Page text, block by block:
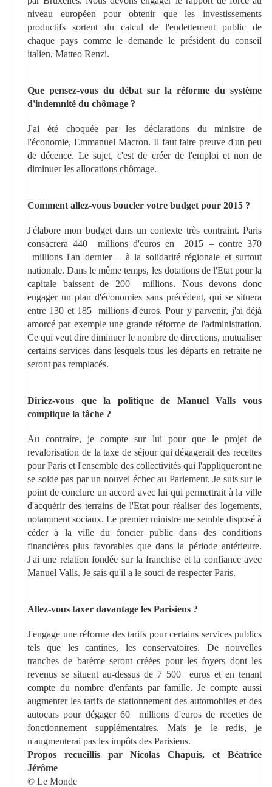
niveau européen pour obtenir que les investissements
productifs sortent du calcul de l'endettement public de
chaque pays comme le demande le président du conseil
italien, Matteo Renzi.
Que pensez-vous du débat sur la réforme du système
d'indemnité du chômage ?
J'ai été choquée par les déclarations du ministre de
l'économie, Emmanuel Macron. Il faut faire preuve d'un peu
de décence. Le sujet, c'est de créer de l'emploi et non de
diminuer les allocations chômage.
Comment allez-vous boucler votre budget pour 2015 ?
J'élabore mon budget dans un contexte très contraint. Paris
consacrera 440 millions d'euros en 2015 – contre 370
millions l'an dernier – à la solidarité régionale et surtout
nationale. Dans le même temps, les dotations de l'Etat pour la
capitale baissent de 200 millions. Nous devons donc
engager un plan d'économies sans précédent, qui se situera
entre 130 et 185 millions d'euros. Pour y parvenir, j'ai déjà
amorcé par exemple une grande réforme de l'administration.
Ce qui veut dire diminuer le nombre de directions, mutualiser
certains services dans lesquels tous les départs en retraite ne
seront pas remplacés.
Diriez-vous que la politique de Manuel Valls vous
complique la tâche ?
Au contraire, je compte sur lui pour que le projet de
revalorisation de la taxe de séjour qui dégagerait des recettes
pour Paris et l'ensemble des collectivités qui l'appliqueront ne
se solde pas par un nouvel échec au Parlement. Je suis sur le
point de conclure un accord avec lui qui permettrait à la ville
d'acquérir des terrains de l'Etat pour réaliser des logements,
notamment sociaux. Le premier ministre me semble disposé à
céder à la ville du foncier public dans des conditions
financières plus favorables que dans la période antérieure.
J'ai une relation fondée sur la franchise et la confiance avec
Manuel Valls. Je sais qu'il a le souci de respecter Paris.
Allez-vous taxer davantage les Parisiens ?
J'engage une réforme des tarifs pour certains services publics
tels que les cantines, les conservatoires. De nouvelles
tranches de barème seront créées pour les foyers dont les
revenus se situent au-dessus de 7 500 euros et en tenant
compte du nombre d'enfants par famille. Je compte aussi
augmenter les tarifs de stationnement des automobiles et des
autocars pour dégager 60 millions d'euros de recettes de
fonctionnement supplémentaires. Mais je le redis, je
n'augmenterai pas les impôts des Parisiens.
Propos recueillis par Nicolas Chapuis, et Béatrice
Jérôme
© Le Monde